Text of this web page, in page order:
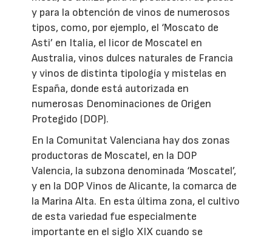
y para la obtención de vinos de numerosos
tipos, como, por ejemplo, el ‘Moscato de
Asti’ en Italia, el licor de Moscatel en
Australia, vinos dulces naturales de Francia
y vinos de distinta tipología y mistelas en
España, donde está autorizada en
numerosas Denominaciones de Origen
Protegido (DOP).
En la Comunitat Valenciana hay dos zonas
productoras de Moscatel, en la DOP
Valencia, la subzona denominada ‘Moscatel’,
y en la DOP Vinos de Alicante, la comarca de
la Marina Alta. En esta última zona, el cultivo
de esta variedad fue especialmente
importante en el siglo XIX cuando se